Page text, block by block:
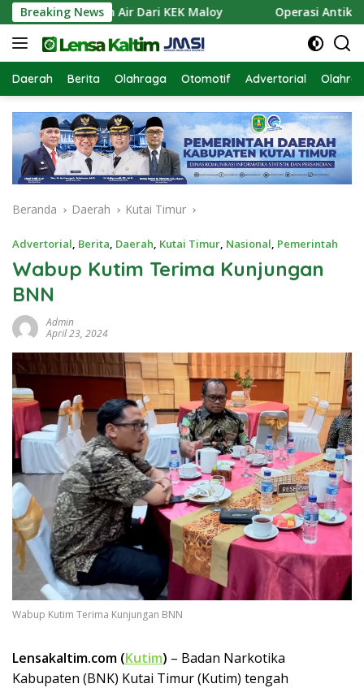
Langsung
ke
konten
Breaking News
Pasokan Air Dari KEK Maloy Operasi Antik
Daerah Berita Olahraga Otomotif Advertorial
Beranda Daerah Kutai Timur
Advertorial, Berita, Daerah, Kutai Timur, Nasional, Pemerintah
Wabup Kutim Terima Kunjungan
BNN
Admin
April 23, 2024
Wabup Kutim Terima Kunjungan BNN
Lensakaltim.com (Kutim) – Badan Narkotika
Kabupaten (BNK) Kutai Timur (Kutim) tengah